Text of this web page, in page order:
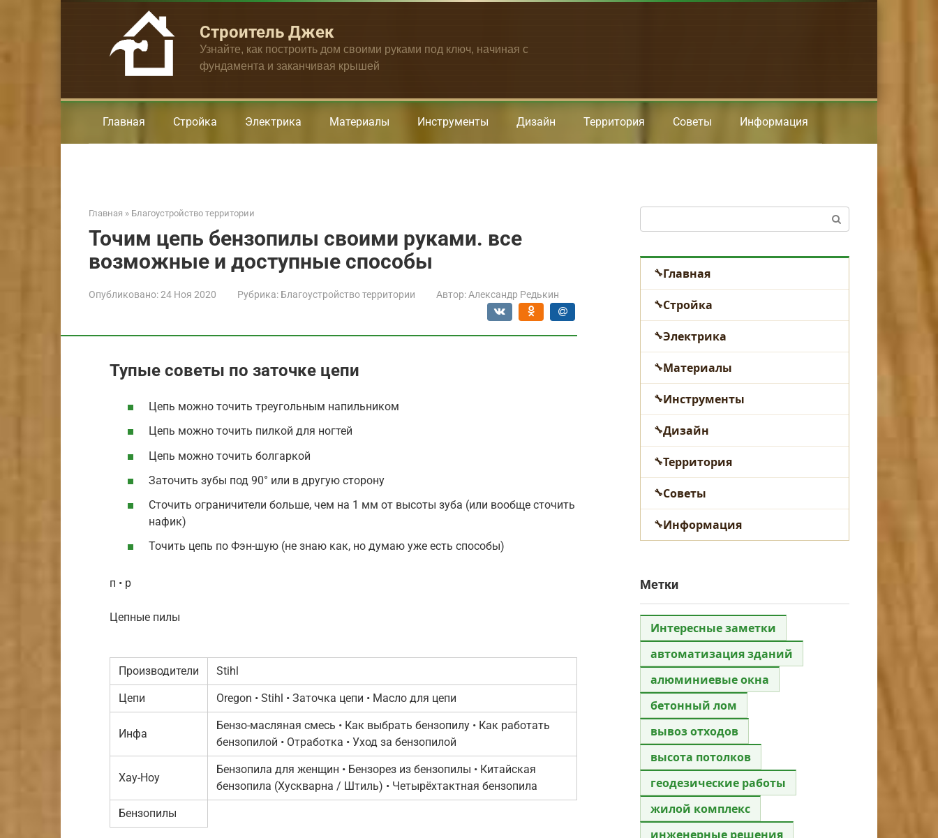
Строитель Джек
Узнайте, как построить дом своими руками под ключ, начиная с
фундамента и заканчивая крышей
Главная Стройка Электрика Материалы Инструменты Дизайн Территория Советы Информация
Главная » Благоустройство территории
Точим цепь бензопилы своими руками. все
возможные и доступные способы
Опубликовано:24 Ноя 2020 Рубрика: Благоустройство территории Автор: Александр Редькин
Тупые советы по заточке цепи
Цепь можно точить треугольным напильником
Цепь можно точить пилкой для ногтей
Цепь можно точить болгаркой
Заточить зубы под 90° или в другую сторону
Сточить ограничители больше, чем на 1 мм от высоты зуба (или вообще сточить
нафик)
Точить цепь по Фэн-шую (не знаю как, но думаю уже есть способы)
п • р
Цепные пилы
Производители Stihl
Цепи Oregon • Stihl • Заточка цепи • Масло для цепи
Инфа
Бензо-масляная смесь‏ • Как выбрать бензопилу • Как работать
бензопилой • Отработка • Уход за бензопилой
Хау-Ноу
Бензопила для женщин • Бензорез из бензопилы • Китайская
бензопила (Хускварна / Штиль) • Четырёхтактная бензопила
Бензопилы
Главная
Стройка
Электрика
Материалы
Инструменты
Дизайн
Территория
Советы
Информация
Метки
Интересные заметки
автоматизация зданий
алюминиевые окна
бетонный лом
вывоз отходов
высота потолков
геодезические работы
жилой комплекс
инженерные решения